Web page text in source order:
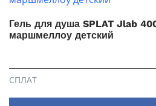
Гель для душа SPLAT Jlab
маршмеллоу детский
СПЛАТ